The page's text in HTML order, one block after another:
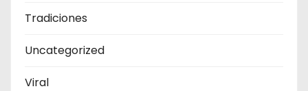
Tradiciones
Uncategorized
Viral